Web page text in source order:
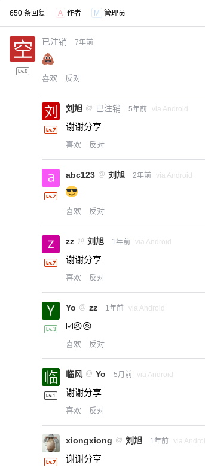
650 条回复 A 作者 M 管理员
已注销 7年前
喜欢 反对
刘旭 @ 已注销 5年前 via Android
谢谢分享
喜欢 反对
abc123 @ 刘旭 2年前 via Android
喜欢 反对
zz @ 刘旭 1年前 via Android
谢谢分享
喜欢 反对
Yo @ zz 1年前 via Android
☑️😣😣
喜欢 反对
临风 @ Yo 5月前 via Android
谢谢分享
喜欢 反对
xiongxiong @ 刘旭 1年前 via
谢谢分享